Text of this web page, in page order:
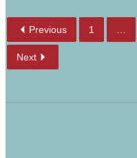
Previous 1
Next